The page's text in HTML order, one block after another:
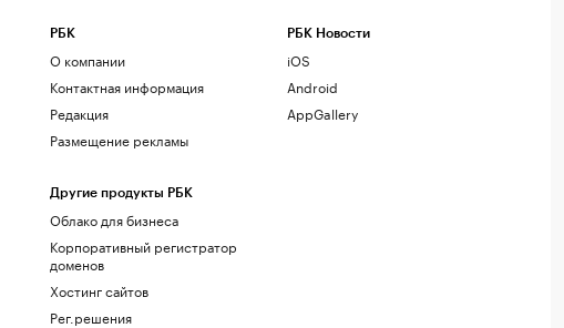
РБК
О компании
Контактная информация
Редакция
Размещение рекламы
Другие продукты РБК
Облако для бизнеса
Корпоративный регистратор
доменов
Хостинг сайтов
Рег.решения
РБК Новости
iOS
Android
AppGallery